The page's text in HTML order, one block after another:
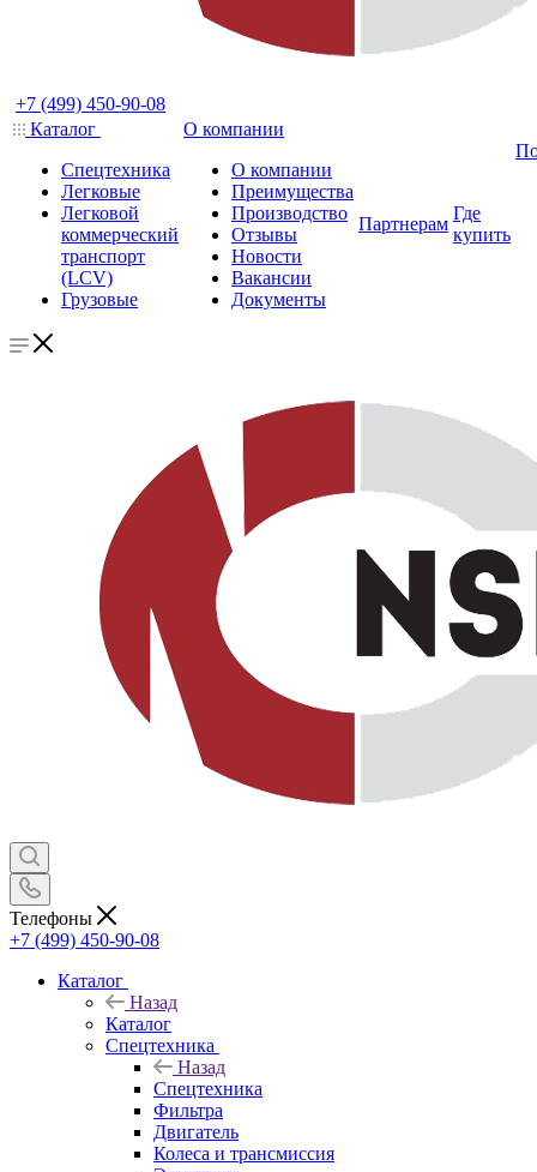
+7 (499) 450-90-08
Каталог
Спецтехника
Легковые
Легковой
коммерческий
транспорт
(LCV)
Грузовые
О компании
О компании
Преимущества
Производство
Отзывы
Новости
Вакансии
Документы
Партнерам
Где
купить
Телефоны
+7 (499) 450-90-08
Каталог
Назад
Каталог
Спецтехника
Назад
Спецтехника
Фильтра
Двигатель
Колеса и трансмиссия